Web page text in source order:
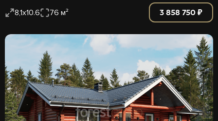
8,1х10.6 76 м² 3 858 750 ₽